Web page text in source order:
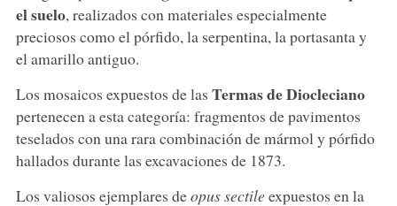
el suelo, realizados con materiales especialmente
preciosos como el pórfido, la serpentina, la portasanta y
el amarillo antiguo.
Los mosaicos expuestos de las Termas de Diocleciano
pertenecen a esta categoría: fragmentos de pavimentos
teselados con una rara combinación de mármol y pórfido
hallados durante las excavaciones de 1873.
Los valiosos ejemplares deopus sectileexpuestos en la